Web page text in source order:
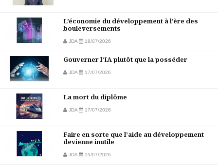
L’économie du développement à l’ère des
bouleversements
JDA 18/07/2026
Gouverner l’IA plutôt que la posséder
JDA 17/07/2026
La mort du diplôme
JDA 17/07/2026
Faire en sorte que l’aide au développement
devienne inutile
JDA 15/07/2026